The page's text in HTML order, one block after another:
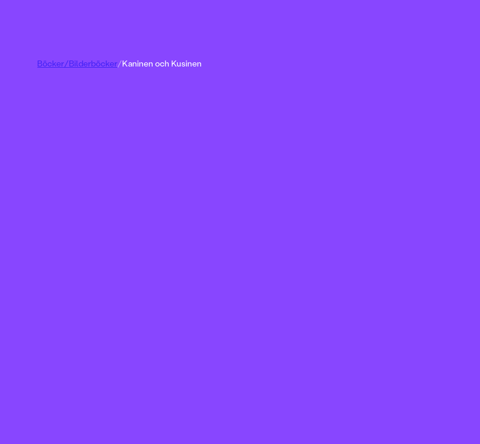
Böcker/Bilderböcker/Kaninen och Kusinen